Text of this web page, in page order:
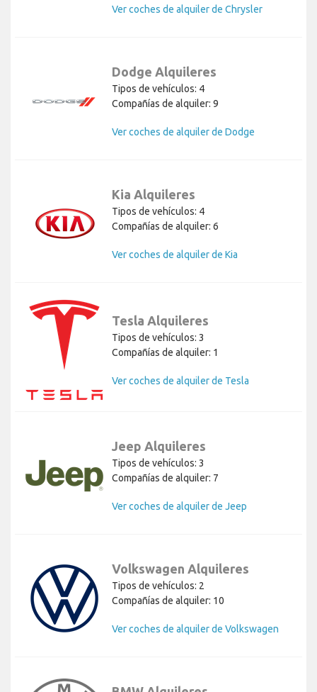
Ver coches de alquiler de Chrysler
Dodge Alquileres
Tipos de vehículos: 4
Compañías de alquiler: 9
Ver coches de alquiler de Dodge
Kia Alquileres
Tipos de vehículos: 4
Compañías de alquiler: 6
Ver coches de alquiler de Kia
Tesla Alquileres
Tipos de vehículos: 3
Compañías de alquiler: 1
Ver coches de alquiler de Tesla
Jeep Alquileres
Tipos de vehículos: 3
Compañías de alquiler: 7
Ver coches de alquiler de Jeep
Volkswagen Alquileres
Tipos de vehículos: 2
Compañías de alquiler: 10
Ver coches de alquiler de Volkswagen